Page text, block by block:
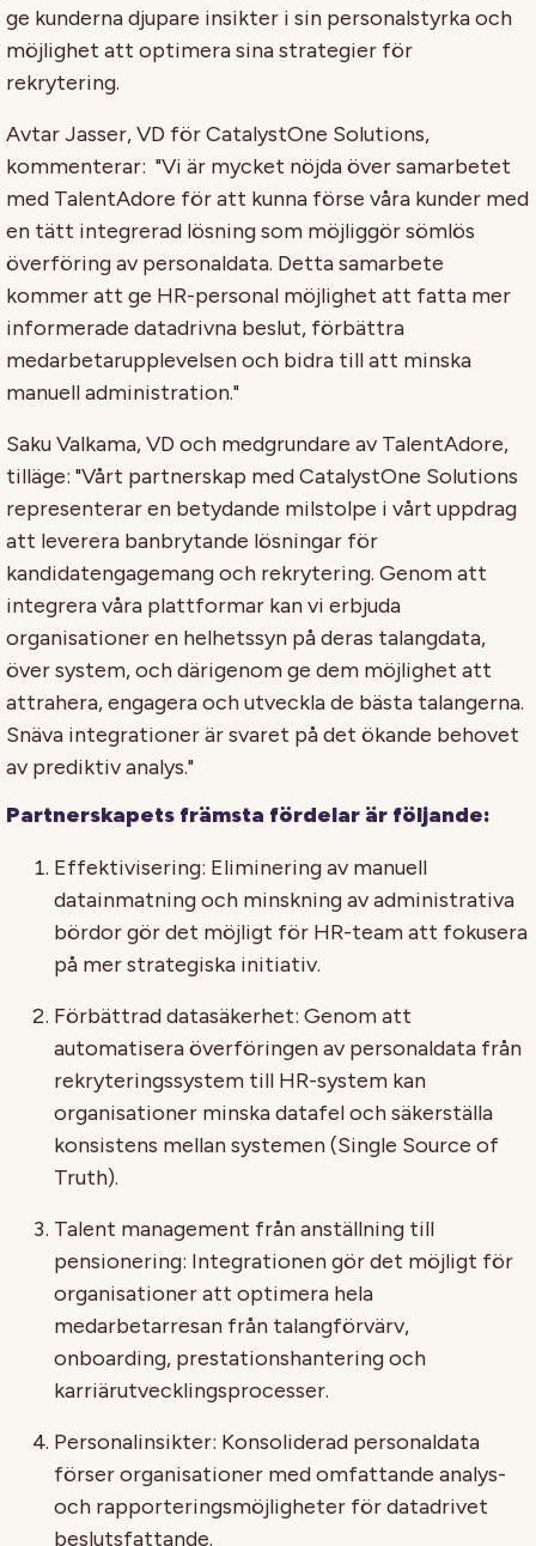
ge kunderna djupare insikter i sin personalstyrka och
möjlighet att optimera sina strategier för
rekrytering.
Avtar Jasser, VD för CatalystOne Solutions,
kommenterar: "Vi är mycket nöjda över samarbetet
med TalentAdore för att kunna förse våra kunder med
en tätt integrerad lösning som möjliggör sömlös
överföring av personaldata. Detta samarbete
kommer att ge HR-personal möjlighet att fatta mer
informerade datadrivna beslut, förbättra
medarbetarupplevelsen och bidra till att minska
manuell administration."
Saku Valkama, VD och medgrundare av TalentAdore,
tilläge: "Vårt partnerskap med CatalystOne Solutions
representerar en betydande milstolpe i vårt uppdrag
att leverera banbrytande lösningar för
kandidatengagemang och rekrytering. Genom att
integrera våra plattformar kan vi erbjuda
organisationer en helhetssyn på deras talangdata,
över system, och därigenom ge dem möjlighet att
attrahera, engagera och utveckla de bästa talangerna.
Snäva integrationer är svaret på det ökande behovet
av prediktiv analys."
Partnerskapets främsta fördelar är följande:
Effektivisering: Eliminering av manuell
datainmatning och minskning av administrativa
bördor gör det möjligt för HR-team att fokusera
på mer strategiska initiativ.
Förbättrad datasäkerhet: Genom att
automatisera överföringen av personaldata från
rekryteringssystem till HR-system kan
organisationer minska datafel och säkerställa
konsistens mellan systemen (Single Source of
Truth).
Talent management från anställning till
pensionering: Integrationen gör det möjligt för
organisationer att optimera hela
medarbetarresan från talangförvärv,
onboarding, prestationshantering och
karriärutvecklingsprocesser.
Personalinsikter: Konsoliderad personaldata
förser organisationer med omfattande analys-
och rapporteringsmöjligheter för datadrivet
beslutsfattande.